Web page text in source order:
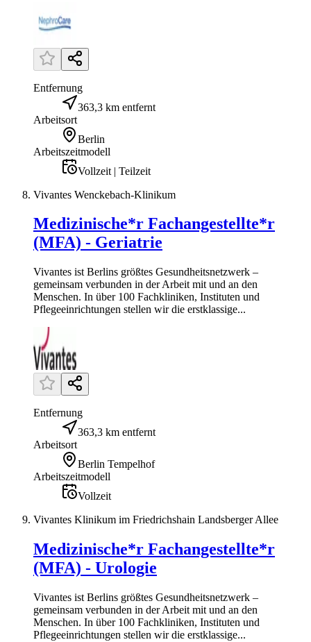
Entfernung
363,3 km entfernt
Arbeitsort
Berlin
Arbeitszeitmodell
Vollzeit | Teilzeit
Vivantes Wenckebach-Klinikum
Medizinische*r Fachangestellte*r
(MFA) - Geriatrie
Vivantes ist Berlins größtes Gesundheitsnetzwerk –
gemeinsam verbunden in der Arbeit mit und an den
Menschen. In über 100 Fachkliniken, Instituten und
Pflegeeinrichtungen stellen wir die erstklassige...
Entfernung
363,3 km entfernt
Arbeitsort
Berlin Tempelhof
Arbeitszeitmodell
Vollzeit
Vivantes Klinikum im Friedrichshain Landsberger Allee
Medizinische*r Fachangestellte*r
(MFA) - Urologie
Vivantes ist Berlins größtes Gesundheitsnetzwerk –
gemeinsam verbunden in der Arbeit mit und an den
Menschen. In über 100 Fachkliniken, Instituten und
Pflegeeinrichtungen stellen wir die erstklassige...